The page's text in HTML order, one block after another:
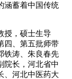
涵蓄着中国传统
授，硕士生导
四、第五批师带
铁涛、朱良春先
院长，河北省中
、河北中医药大